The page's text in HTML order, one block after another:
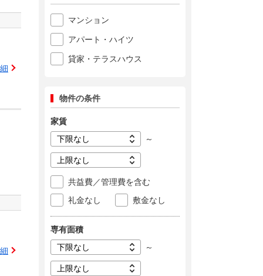
マンション
アパート・ハイツ
貸家・テラスハウス
物件の条件
家賃
～
共益費／管理費を含む
礼金なし
敷金なし
専有面積
～